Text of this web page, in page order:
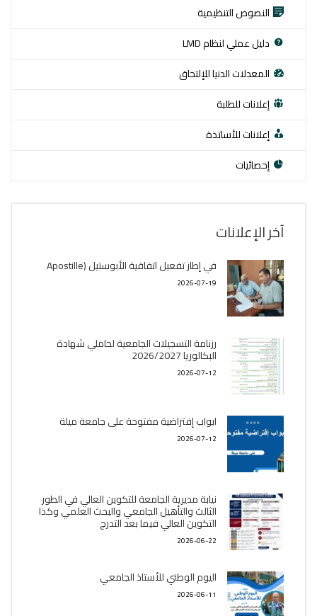
النصوص التنظيمية
دليل عملي لنظام LMD
المعدلات الدنيا للإلتحاق
إعلانات للطلبة
إعلانات للأساتذة
إحصائيات
آخر اﻹعلانات
في إطار تفعيل اتفاقية الأبوستيل (Apostille
2026-07-19
رزنامة التسجيلات الجامعية لحاملي شهادة
البكالوريا 2026/2027
2026-07-12
ابواب إفتراضية مفتوحة على جامعة ميلة
2026-07-12
نيابة مديرية الجامعة للتكوين العالي في الطور
الثالث والتأهيل الجامعي والبحث العلمي وكذا
التكوين العالي فيما بعد التدرج
2026-06-22
اليوم الوطني للأستاذ الجامعي
2026-06-11